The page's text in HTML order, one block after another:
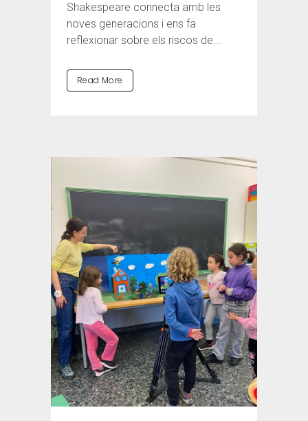
Shakespeare connecta amb les
noves generacions i ens fa
reflexionar sobre els riscos de...
Read More